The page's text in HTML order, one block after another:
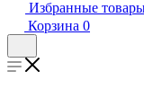
Избранные
Корзина 0